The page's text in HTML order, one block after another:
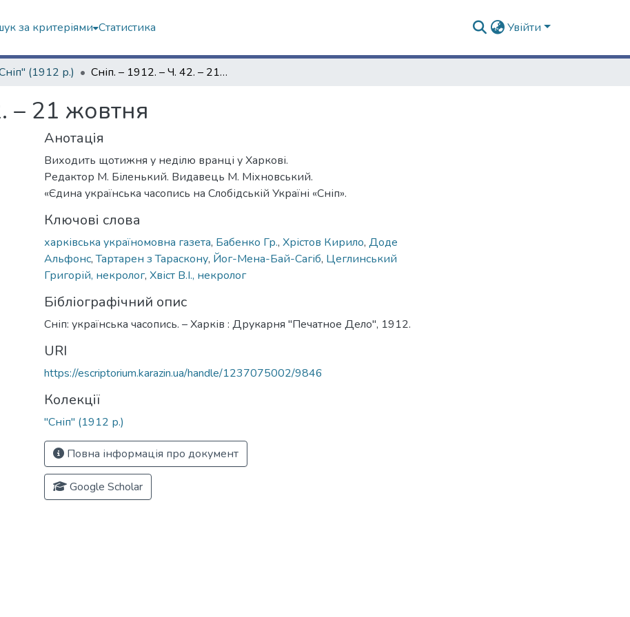
за критеріями Статистика Увійти
(1912 р.) Сніп. – 1912. – Ч. 42. – 21 жовтня
– 21 жовтня
Анотація
Виходить щотижня у неділю вранці у Харкові.
Редактор М. Біленький. Видавець М. Міхновський.
«Єдина українська часопись на Слобідській Україні «Сніп».
Ключові слова
харківська україномовна газета, Бабенко Гр., Хрістов Кирило, Доде
Альфонс,Тартарен з Тараскону, Йог-Мена-Бай-Сагіб, Цеглинський
Григорій, некролог, Хвіст В.І., некролог
Бібліографічний опис
Сніп: українська часопись. – Харків : Друкарня "Печатное Дело", 1912.
URI
https://escriptorium.karazin.ua/handle/1237075002/9846
Колекції
"Сніп" (1912 р.)
Повна інформація про документ
Google Scholar